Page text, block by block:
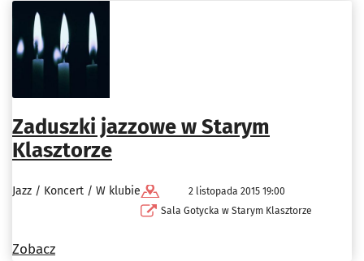
Zaduszki jazzowe w Starym
Klasztorze
Jazz / Koncert / W klubie
2 listopada 2015 19:00
Sala Gotycka w Starym Klasztorze
Zobacz